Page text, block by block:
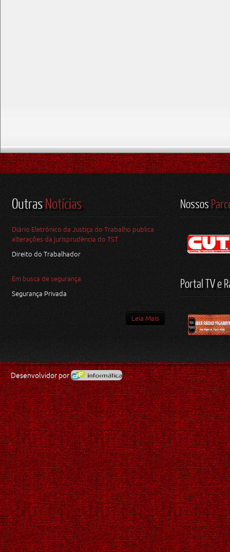
OutrasNotícias
Diário Eletrônico da Justiça do Trabalho publica
alterações da jurisprudência do TST
Direito do Trabalhador
Em busca de segurança
Segurança Privada
Leia Mais
Nossos
Portal TV e
Desenvolvidor por